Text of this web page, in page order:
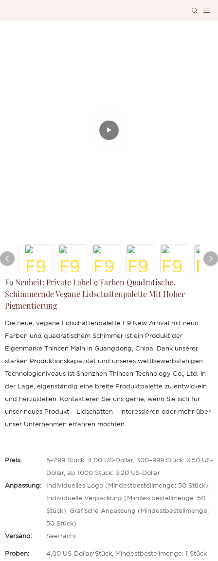
F9 Neuheit: Private Label 9 Farben Quadratische,
Schimmernde Vegane Lidschattenpalette Mit Hoher
Pigmentierung
Die neue, vegane Lidschattenpalette F9 New Arrival mit neun
Farben und quadratischem Schimmer ist ein Produkt der
Eigenmarke Thincen Main in Guangdong, China. Dank unserer
starken Produktionskapazität und unseres wettbewerbsfähigen
Technologieniveaus ist Shenzhen Thincen Technology Co., Ltd. in
der Lage, eigenständig eine breite Produktpalette zu entwickeln
und herzustellen. Kontaktieren Sie uns gerne, wenn Sie sich für
unser neues Produkt – Lidschatten – interessieren oder mehr über
unser Unternehmen erfahren möchten.
Preis: 5–299 Stück: 4,00 US-Dollar, 300–999 Stück: 3,50 US-
Dollar, ab 1000 Stück: 3,20 US-Dollar
Anpassung: Individuelles Logo (Mindestbestellmenge: 50 Stück),
Individuelle Verpackung (Mindestbestellmenge: 50
Stück), Grafische Anpassung (Mindestbestellmenge:
50 Stück)
Versand: Seefracht
Proben: 4,00 US-Dollar/Stück, Mindestbestellmenge: 1 Stück